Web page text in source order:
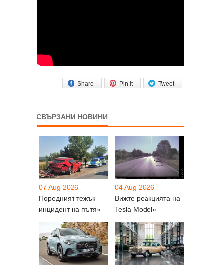
Tweet
Pin it
Share
СВЪРЗАНИ НОВИНИ
07 Aug 2026
Поредният тежък
инцидент на пътя»
04 Aug 2026
Вижте реакцията на
Tesla Model»